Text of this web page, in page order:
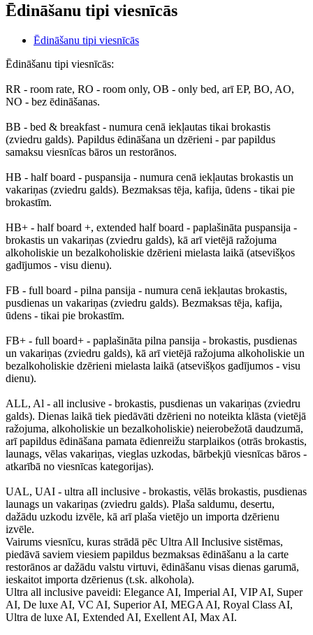
Ēdināšanu tipi viesnīcās
Ēdināšanu tipi viesnīcās
Ēdināšanu tipi viesnīcās:
RR - room rate, RO - room only, ОВ - only bed, arīEP, BO, AO,
NO - bez ēdināšanas.
BB - bed & breakfast - numura cenā iekļautas tikai brokastis
(zviedru galds). Papildus ēdināšana un dzērieni - par papildus
samaksu viesnīcas bāros un restorānos.
HB - half board - puspansija - numura cenā iekļautas brokastis un
vakariņas (zviedru galds). Bezmaksas tēja, kafija, ūdens - tikai pie
brokastīm.
HB+ - half board +, extended half board - paplašināta puspansija -
brokastis un vakariņas (zviedru galds), kā arī vietējā ražojuma
alkoholiskie un bezalkoholiskie dzērieni mielasta laikā (atsevišķos
gadījumos - visu dienu).
FB - full board - pilna pansija - numura cenā iekļautas brokastis,
pusdienas un vakariņas (zviedru galds). Bezmaksas tēja, kafija,
ūdens - tikai pie brokastīm.
FB+ - full board+ - paplašināta pilna pansija - brokastis, pusdienas
un vakariņas (zviedru galds), kā arī vietējā ražojuma alkoholiskie un
bezalkoholiskie dzērieni mielasta laikā (atsevišķos gadījumos - visu
dienu).
ALL, Al - all inclusive - brokastis, pusdienas un vakariņas (zviedru
galds). Dienas laikā tiek piedāvāti dzērieni no noteikta klāsta (vietējā
ražojuma, alkoholiskie un bezalkoholiskie) neierobežotā daudzumā,
arī papildus ēdināšana pamata ēdienreižu starplaikos (otrās brokastis,
launags, vēlas vakariņas, vieglas uzkodas, bārbekjū viesnīcas bāros -
atkarībā no viesnīcas kategorijas).
UAL, UAI - ultra aIl inclusive - brokastis, vēlās brokastis, pusdienas
launags un vakariņas (zviedru galds). Plaša saldumu, desertu,
dažādu uzkodu izvēle, kā arī plaša vietējo un importa dzērienu
izvēle.
Vairums viesnīcu, kuras strādā pēc Ultra All Inclusive sistēmas,
piedāvā saviem viesiem papildus bezmaksas ēdināšanu a la carte
restorānos ar dažādu valstu virtuvi, ēdināšanu visas dienas garumā,
ieskaitot importa dzērienus (t.sk. alkohola).
Ultra all inclusive paveidi: Elegance AI, Imperial AI, VIP AI, Super
AI, De luxe AI, VC AI, Superior AI, MEGA AI, Royal Class AI,
Ultra de luxe AI, Extended AI, Exellent AI, Max AI.